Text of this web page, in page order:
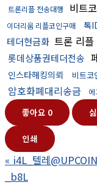
트론리플 전송대행 비트
이더리움 리플코인구매 톡
테더현금화 트론 리플
롯데상품권테더전송
인스타해킹의뢰 비트코
암호화폐대리송금
좋아요 0
인쇄
« i4L_텔레
_b8L